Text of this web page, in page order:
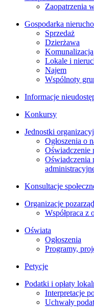
Zaopatrzenia
Gospodarka
Sprzedaż
Dzierżawa
Komunalizacja
Lokale i
Najem
Wspólnoty
Informacje
Konkursy
Jednostki
Ogłoszenia o
Oświadczenia
Konsultacje
Organizacje
Współpraca z
Oświata
Ogłoszenia
Programy,
Petycje
Podatki i opłaty
Interpretacje
Uchwały